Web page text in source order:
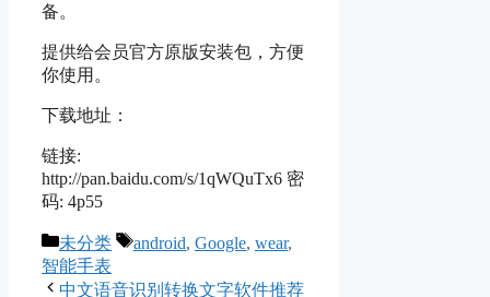
备。
提供给会员官方原版安装包，方便
你使用。
下载地址：
链接:
http://pan.baidu.com/s/1qWQuTx6 密
码: 4p55
Categories
未分类 Tags
android, Google, wear,
智能手表
中文语音识别转换文字软件推荐